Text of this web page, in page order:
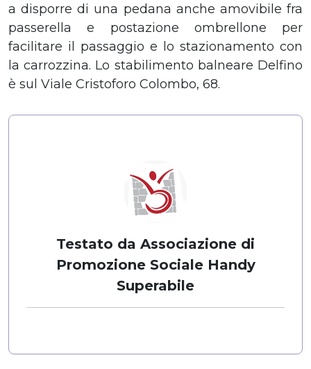
a disporre di una pedana anche amovibile fra
passerella e postazione ombrellone per
facilitare il passaggio e lo stazionamento con
la carrozzina. Lo stabilimento balneare Delfino
è sul Viale Cristoforo Colombo, 68.
Testato da Associazione di
Promozione Sociale Handy
Superabile